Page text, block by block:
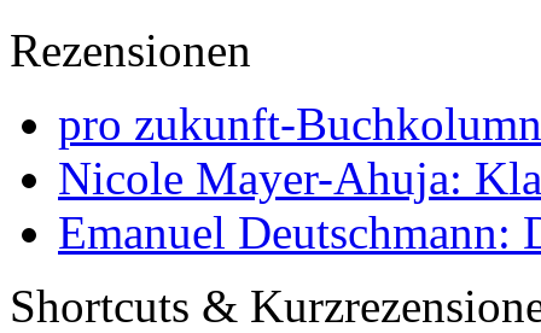
Rezensionen
pro zukunft-
Nicole Mayer-Ahuja:
Emanuel Deutschmann:
Shortcuts &